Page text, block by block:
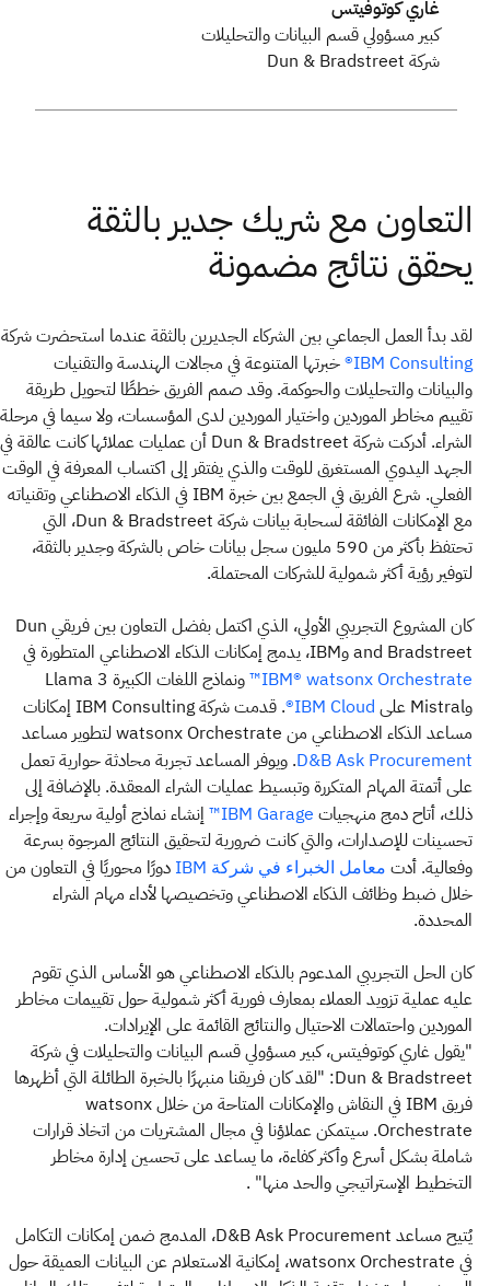
غاري كوتوفيتس
كبير مسؤولي قسم البيانات والتحليلات
شركة Dun & Bradstreet
لقد بدأ العمل الجماعي بين الشركاء الجديرين بالثقة عندما استحضرت شركة
IBM Consulting®
خبرتها المتنوعة في مجالات الهندسة والتقنيات
والبيانات والتحليلات والحوكمة. وقد صمم الفريق خططًا لتحويل طريقة
تقييم مخاطر الموردين واختيار الموردين لدى المؤسسات، ولا سيما في مرحلة
الشراء. أدركت شركة Dun & Bradstreet أن عمليات عملائها كانت عالقة في
الجهد اليدوي المستغرق للوقت والذي يفتقر إلى اكتساب المعرفة في الوقت
الفعلي. شرع الفريق في الجمع بين خبرة IBM في الذكاء الاصطناعي وتقنياته
مع الإمكانات الفائقة لسحابة بيانات شركة Dun & Bradstreet، التي
تحتفظ بأكثر من 590 مليون سجل بيانات خاص بالشركة وجدير بالثقة،
لتوفير رؤية أكثر شمولية للشركات المحتملة.
كان المشروع التجريبي الأولي، الذي اكتمل بفضل التعاون بين فريقي Dun
and Bradstreet وIBM، يدمج إمكانات الذكاء الاصطناعي المتطورة في
IBM® watsonx Orchestrate™
ونماذج اللغات الكبيرة Llama 3
وMistral على
IBM Cloud®
. قدمت شركة IBM Consulting إمكانات
مساعد الذكاء الاصطناعي من watsonx Orchestrate لتطوير مساعد
D&B Ask Procurement. ويوفر المساعد تجربة محادثة حوارية تعمل
على أتمتة المهام المتكررة وتبسيط عمليات الشراء المعقدة. بالإضافة إلى
ذلك، أتاح دمج منهجيات IBM Garage™
إنشاء نماذج أولية سريعة وإجراء
تحسينات للإصدارات، والتي كانت ضرورية لتحقيق النتائج المرجوة بسرعة
وفعالية. أدت معامل الخبراء في شركة IBM
دورًا محوريًا في التعاون من
خلال ضبط وظائف الذكاء الاصطناعي وتخصيصها لأداء مهام الشراء
المحددة.
كان الحل التجريبي المدعوم بالذكاء الاصطناعي هو الأساس الذي تقوم
عليه عملية تزويد العملاء بمعارف فورية أكثر شمولية حول تقييمات مخاطر
الموردين واحتمالات الاحتيال والنتائج القائمة على الإيرادات.
"يقول غاري كوتوفيتس، كبير مسؤولي قسم البيانات والتحليلات في شركة
Dun & Bradstreet: "لقد كان فريقنا منبهرًا بالخبرة الطائلة التي أظهرها
فريق IBM في النقاش والإمكانات المتاحة من خلال watsonx
Orchestrate. سيتمكن عملاؤنا في مجال المشتريات من اتخاذ قرارات
شاملة بشكل أسرع وأكثر كفاءة، ما يساعد على تحسين إدارة مخاطر
التخطيط الإستراتيجي والحد منها" .
يُتيح مساعد D&B Ask Procurement، المدمج ضمن إمكانات التكامل
في watsonx Orchestrate، إمكانية الاستعلام عن البيانات العميقة حول